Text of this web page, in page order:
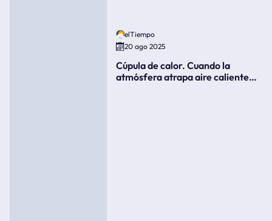
elTiempo
20 ago 2025
Cúpula de calor. Cuando la
atmósfera atrapa aire caliente